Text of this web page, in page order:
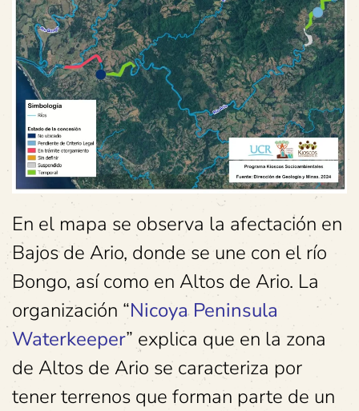
En el mapa se observa la afectación en
Bajos de Ario, donde se une con el río
Bongo, así como en Altos de Ario. La
organización “Nicoya Peninsula
Waterkeeper” explica que en la zona
de Altos de Ario se caracteriza por
tener terrenos que forman parte de un